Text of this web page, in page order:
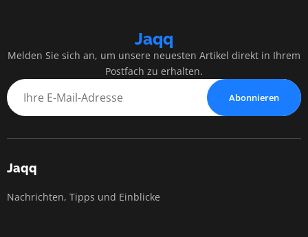
Jaqq
Melden Sie sich an, um unsere neuesten Artikel direkt in Ihrem
Postfach zu erhalten.
Abonnieren
Jaqq
Nachrichten, Tipps und Einblicke